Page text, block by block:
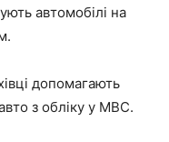
автомобілі на
допомагають
з обліку у МВС.